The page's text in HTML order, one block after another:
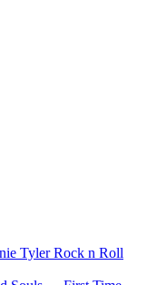
Tyler Rock n Roll